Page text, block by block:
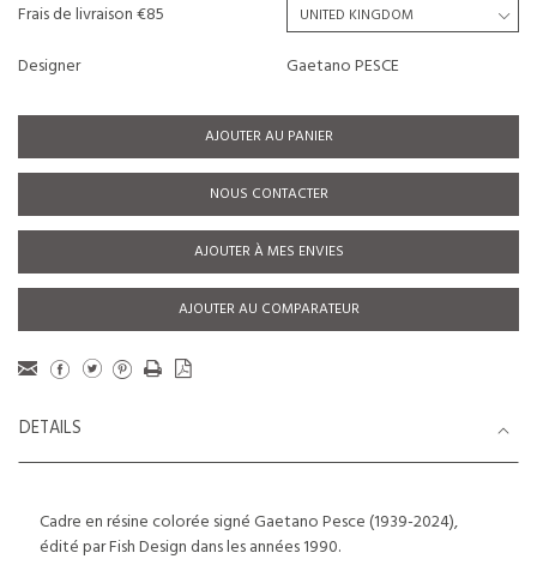
Frais de livraison €85
Designer
Gaetano PESCE
AJOUTER AU PANIER
NOUS CONTACTER
AJOUTER À MES ENVIES
AJOUTER AU COMPARATEUR
DETAILS
Cadre en résine colorée signé Gaetano Pesce (1939-2024),
édité par Fish Design dans les années 1990.